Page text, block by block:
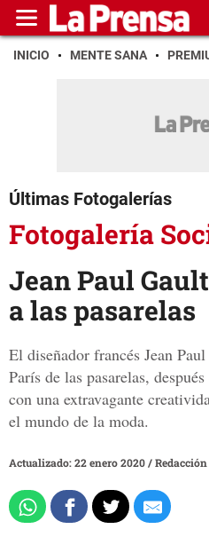
INICIO MENTE SANA
Últimas Fotogalerías
Fotogalería
Jean Paul
a las pasarelas
El diseñador francés Jean
París de las pasarelas,
con una extravagante
el mundo de la moda.
Actualizado: 22 enero 2020/Redacción